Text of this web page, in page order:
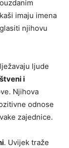
imaju imena
njihovu
ljude
i
Njihova
odnose
zajednice.
. Uvijek traže